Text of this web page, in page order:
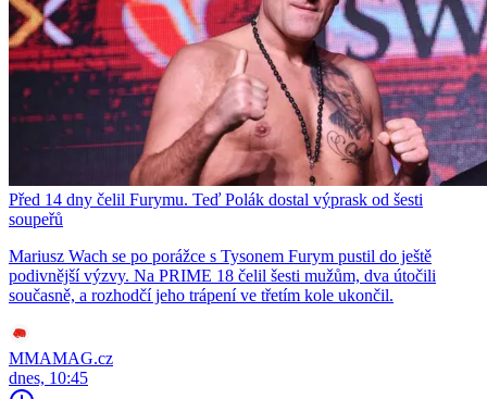
Před 14 dny čelil Furymu. Teď Polák dostal výprask od šesti
soupeřů
Mariusz Wach se po porážce s Tysonem Furym pustil do ještě
podivnější výzvy. Na PRIME 18 čelil šesti mužům, dva útočili
současně, a rozhodčí jeho trápení ve třetím kole ukončil.
MMAMAG.cz
dnes, 10:45